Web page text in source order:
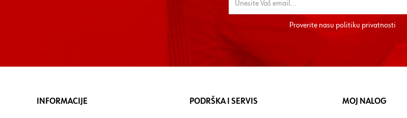
Proverite nasupolitiku privatnosti
INFORMACIJE PODRŠKA I SERVIS MOJ NALOG